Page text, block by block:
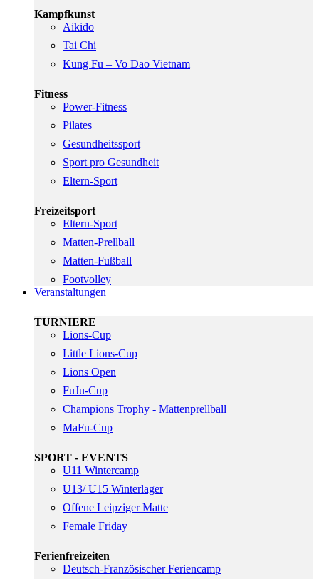
Kampfkunst
Aikido
Tai Chi
Kung Fu – Vo Dao Vietnam
Fitness
Power-Fitness
Pilates
Gesundheitssport
Sport pro Gesundheit
Eltern-Sport
Freizeitsport
Eltern-Sport
Matten-Prellball
Matten-Fußball
Footvolley
Veranstaltungen
TURNIERE
Lions-Cup
Little Lions-Cup
Lions Open
FuJu-Cup
Champions Trophy - Mattenprellball
MaFu-Cup
SPORT - EVENTS
U11 Wintercamp
U13/ U15 Winterlager
Offene Leipziger Matte
Female Friday
Ferienfreizeiten
Deutsch-Französischer Feriencamp